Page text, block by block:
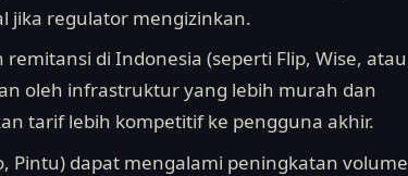
jika regulator mengizinkan.
di Indonesia (seperti Flip, Wise, atau
oleh infrastruktur yang lebih murah dan
tarif lebih kompetitif ke pengguna akhir.
Pintu) dapat mengalami peningkatan volume